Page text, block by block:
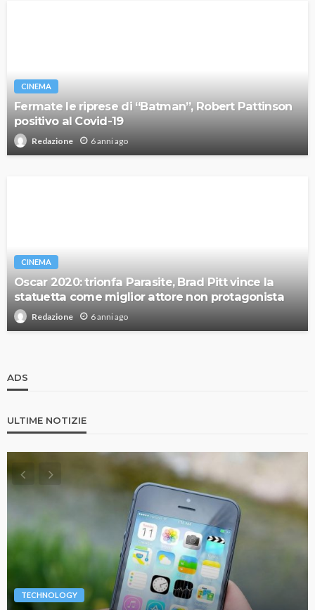
CINEMA
Fermate le riprese di “Batman”, Robert Pattinson
positivo al Covid-19
Redazione 6 anni ago
CINEMA
Oscar 2020: trionfa Parasite, Brad Pitt vince la
statuetta come miglior attore non protagonista
Redazione 6 anni ago
ADS
ULTIME NOTIZIE
TECHNOLOGY